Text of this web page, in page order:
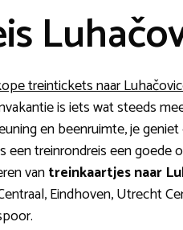
treintickets naar
is iets wat steeds
en beenruimte, je
een treinrondreis een
vantreinkaartjes naar
Eindhoven, Utrecht